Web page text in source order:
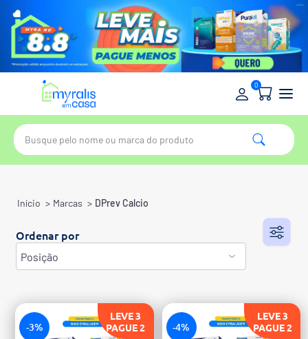
0
Início > Marcas > DPrev Calcio
Ordenar por
LEVE 3
PAGUE 2
-3%
LEVE 3
PAGUE 2
-4%